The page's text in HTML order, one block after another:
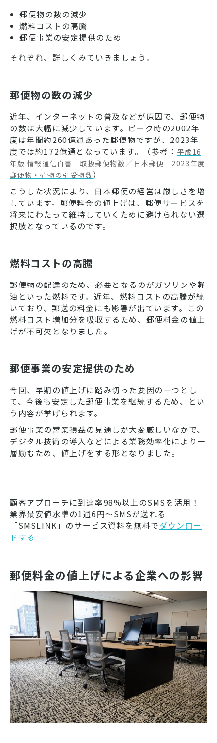
郵便物の数の減少
燃料コストの高騰
郵便事業の安定提供のため
それぞれ、詳しくみていきましょう。
郵便物の数の減少
近年、インターネットの普及などが原因で、郵便物
の数は大幅に減少しています。ピーク時の2002年
度は年間約260億通あった郵便物ですが、2023年
度では約172億通となっています。（参考： 平成16
年版 情報通信白書＿取扱郵便物数 ／ 日本郵便＿2023年度
郵便物・荷物の引受物数 ）
こうした状況により、日本郵便の経営は厳しさを増
しています。郵便料金の値上げは、郵便サービスを
将来にわたって維持していくために避けられない選
択肢となっているのです。
燃料コストの高騰
郵便物の配達のため、必要となるのがガソリンや軽
油といった燃料です。近年、燃料コストの高騰が続
いており、郵送の料金にも影響が出ています。この
燃料コスト増加分を吸収するため、郵便料金の値上
げが不可欠となりました。
郵便事業の安定提供のため
今回、早期の値上げに踏み切った要因の一つとし
て、今後も安定した郵便事業を継続するため、とい
う内容が挙げられます。
郵便事業の営業損益の見通しが大変厳しいなかで、
デジタル技術の導入などによる業務効率化により一
層励むため、値上げをする形となりました。
顧客アプローチに到達率98%以上のSMSを活用！
業界最安値水準の1通6円～SMSが送れる
「SMSLINK」のサービス資料を無料でダウンロー
ドする
郵便料金の値上げによる企業への影響